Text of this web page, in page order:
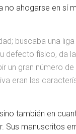
no ahogarse en sí
buscaba una
físico, da
gran número
eran las
también en
manuscritos